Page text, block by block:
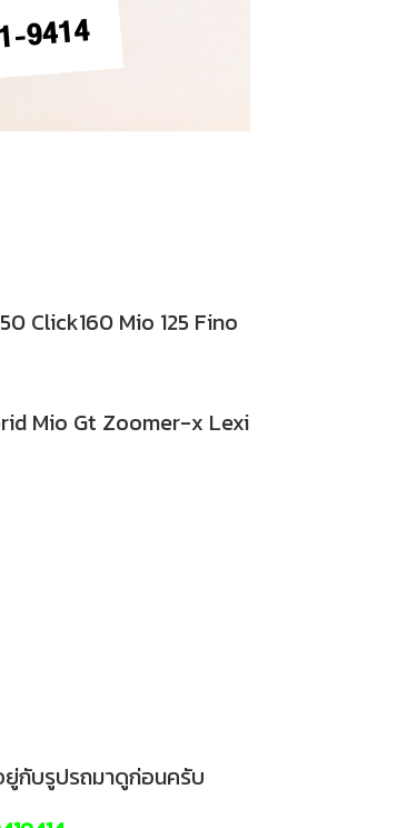
Click160 Mio 125 Fino
Mio Gt Zoomer-x Lexi
ยู่กับรูปรถมาดูก่อนครับ